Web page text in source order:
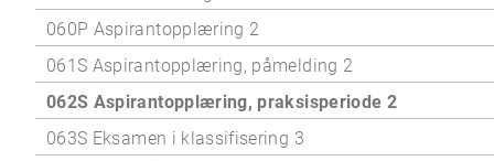
060P Aspirantopplæring 2
061S Aspirantopplæring, påmelding 2
062S Aspirantopplæring, praksisperiode 2
063S Eksamen i klassifisering 3